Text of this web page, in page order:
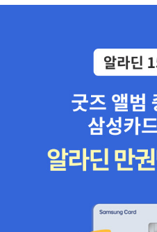
직전의 상태에 머물러 있다. 그렇
시리즈 3권을 모두 가지고 있고,
열이 어떤 결말로 이어질지 차분
서평단 #존스칼지 #구픽 #상호의